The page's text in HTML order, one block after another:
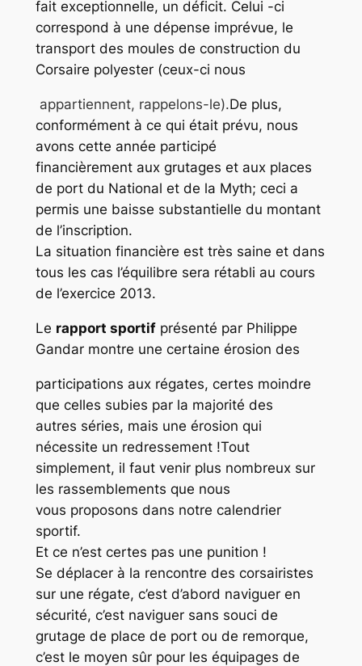
fait exceptionnelle, un déficit. Celui -ci
correspond à une dépense imprévue, le
transport des moules de construction du
Corsaire polyester (ceux-ci nous
appartiennent, rappelons-le).De plus,
conformément à ce qui était prévu, nous
avons cette année participé
financièrement aux grutages et aux places
de port du National et de la Myth; ceci a
permis une baisse substantielle du montant
de l’inscription.
La situation financière est très saine et dans
tous les cas l’équilibre sera rétabli au cours
de l’exercice 2013.
Le rapport sportifprésenté par Philippe
Gandar montre une certaine érosion des
participations aux régates, certes moindre
que celles subies par la majorité des
autres séries, mais une érosion qui
nécessite un redressement !Tout
simplement, il faut venir plus nombreux sur
les rassemblements que nous
vous proposons dans notre calendrier
sportif.
Et ce n’est certes pas une punition !
Se déplacer à la rencontre des corsairistes
sur une régate, c’est d’abord naviguer en
sécurité, c’est naviguer sans souci de
grutage de place de port ou de remorque,
c’est le moyen sûr pour les équipages de